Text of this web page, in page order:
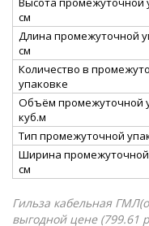
см
Длина промежуточной
см
Количество в
упаковке
Объём промежуточной
куб.м
Тип промежуточной
Ширина промежуточной
см
Гильза кабельная
выгодной цене (799.61